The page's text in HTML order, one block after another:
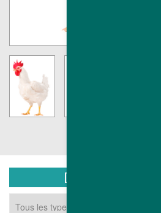
DOCUMENTS